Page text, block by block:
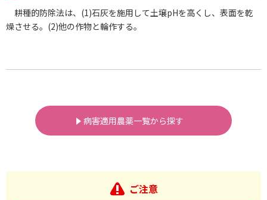
耕種的防除法は、(1)石灰を施用して土壌pHを高くし、表面を乾
燥させる。(2)他の作物と輪作する。
病害適用農薬一覧から探す
ご注意